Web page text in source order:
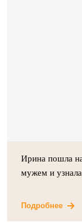
Ирина пошла
мужем и
Подробнее